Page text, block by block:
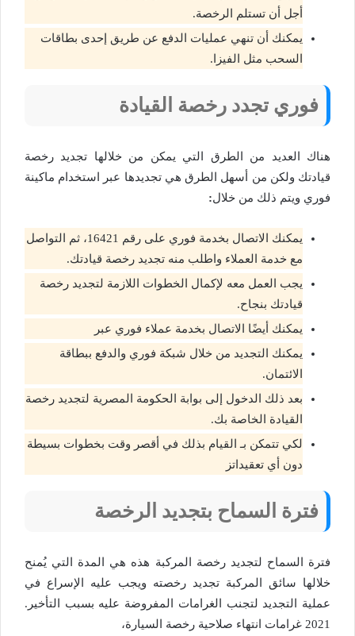
أجل أن تستلم الرخصة.
يمكنك أن تنهي عمليات الدفع عن طريق إحدى بطاقات
السحب مثل الفيزا.
فوري تجدد رخصة القيادة
هناك العديد من الطرق التي يمكن من خلالها تجديد رخصة
قيادتك ولكن من أسهل الطرق هي تجديدها عبر استخدام ماكينة
فوري ويتم ذلك من خلال:
يمكنك الاتصال بخدمة فوري على رقم 16421، ثم التواصل
مع خدمة العملاء واطلب منه تجديد رخصة قيادتك.
يجب العمل معه لإكمال الخطوات اللازمة لتجديد رخصة
قيادتك بنجاح.
يمكنك أيضًا الاتصال بخدمة عملاء فوري عبر
يمكنك التجديد من خلال شبكة فوري والدفع ببطاقة
الائتمان.
بعد ذلك الدخول إلى بوابة الحكومة المصرية لتجديد رخصة
القيادة الخاصة بك.
لكي تتمكن بـ القيام بذلك في أقصر وقت بخطوات بسيطة
دون أي تعقيداتز
فترة السماح بتجديد الرخصة
فترة السماح لتجديد رخصة المركبة هذه هي المدة التي يُمنح
خلالها سائق المركبة تجديد رخصته ويجب عليه الإسراع في
عملية التجديد لتجنب الغرامات المفروضة عليه بسبب التأخير.
2021 غرامات انتهاء صلاحية رخصة السيارة،